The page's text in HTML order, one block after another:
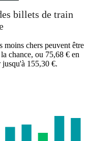
billets de train
moins chers peuvent être
chance, ou 75,68 € en
155,30 €.